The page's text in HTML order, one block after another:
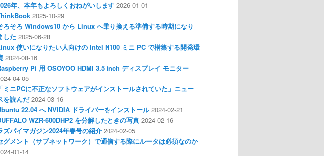
年、本年もよろしくおねがいします 2026-01-01
2025-10-29
ろそろ Windows10 から Linux へ乗り換える準備する時期になり
した 2025-06-28
使いになりたい人向けの Intel N100 ミニ PC で構築する開発環
2024-08-16
Pi 用 OSOYOO HDMI 3.5 inch ディスプレイ モニター
04-05
「ミニPCに不正なソフトウェアがインストールされていた」ニュー
を読んだ 2024-03-16
22.04 へ NVIDIA ドライバーをインストール 2024-02-21
WZR-600DHP2 を分解したときの写真 2024-02-16
ズパイマガジン2024年春号の紹介 2024-02-05
グメント（サブネットワーク）で通信する際にルータは必須なのか
01-14